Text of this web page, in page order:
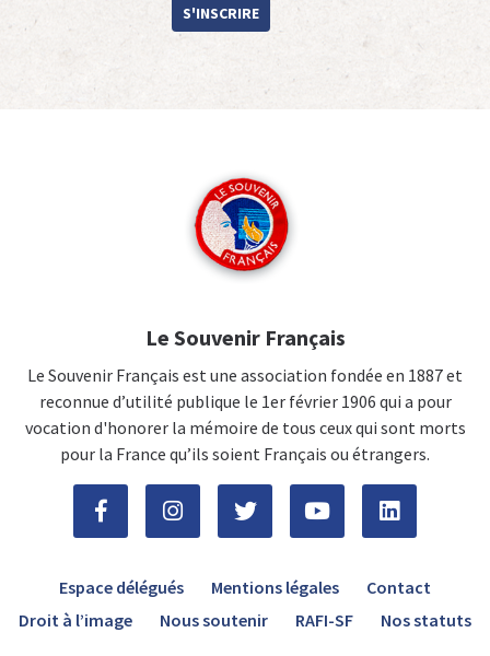
S'INSCRIRE
Le Souvenir Français
Le Souvenir Français est une association fondée en 1887 et
reconnue d’utilité publique le 1er février 1906 qui a pour
vocation d'honorer la mémoire de tous ceux qui sont morts
pour la France qu’ils soient Français ou étrangers.
Espace délégués Mentions légales
Contact
Droit à l’image
Nous soutenir RAFI-SF Nos statuts